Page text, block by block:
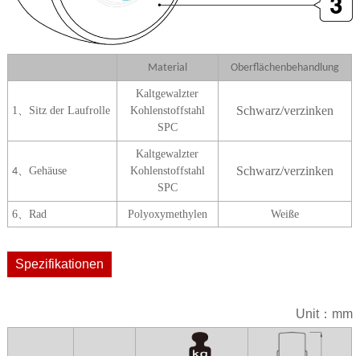
Material Oberflächenbehandlung
1 、Sitz der Laufrolle
Kaltgewalzter
Kohlenstoffstahl
SPC
Schwarz/verzinken
4、Gehäuse
Kaltgewalzter
Kohlenstoffstahl
SPC
Schwarz/verzinken
6、Rad Polyoxymethylen Weiße
Spezifikationen
Unit：mm